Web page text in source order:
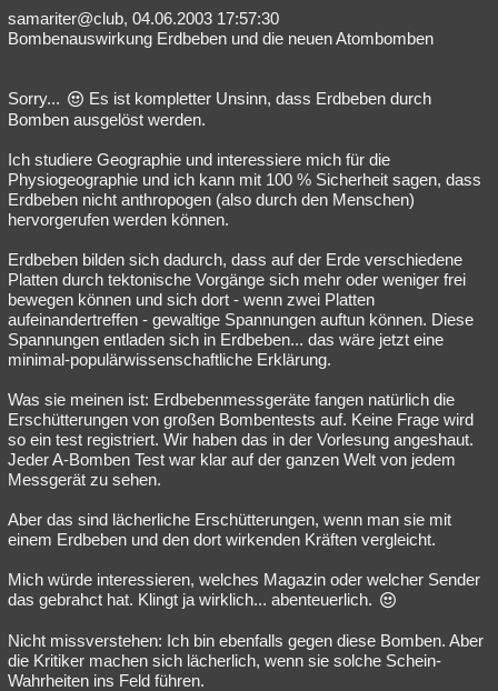
samariter@club, 04.06.2003 17:57:30
Bombenauswirkung Erdbeben und die neuen Atombomben
Sorry...
Es ist kompletter Unsinn, dass Erdbeben durch
Bomben ausgelöst werden.
Ich studiere Geographie und interessiere mich für die
Physiogeographie und ich kann mit 100 % Sicherheit sagen, dass
Erdbeben nicht anthropogen (also durch den Menschen)
hervorgerufen werden können.
Erdbeben bilden sich dadurch, dass auf der Erde verschiedene
Platten durch tektonische Vorgänge sich mehr oder weniger frei
bewegen können und sich dort - wenn zwei Platten
aufeinandertreffen - gewaltige Spannungen auftun können. Diese
Spannungen entladen sich in Erdbeben... das wäre jetzt eine
minimal-populärwissenschaftliche Erklärung.
Was sie meinen ist: Erdbebenmessgeräte fangen natürlich die
Erschütterungen von großen Bombentests auf. Keine Frage wird
so ein test registriert. Wir haben das in der Vorlesung angeshaut.
Jeder A-Bomben Test war klar auf der ganzen Welt von jedem
Messgerät zu sehen.
Aber das sind lächerliche Erschütterungen, wenn man sie mit
einem Erdbeben und den dort wirkenden Kräften vergleicht.
Mich würde interessieren, welches Magazin oder welcher Sender
das gebrahct hat. Klingt ja wirklich... abenteuerlich.
Nicht missverstehen: Ich bin ebenfalls gegen diese Bomben. Aber
die Kritiker machen sich lächerlich, wenn sie solche Schein-
Wahrheiten ins Feld führen.